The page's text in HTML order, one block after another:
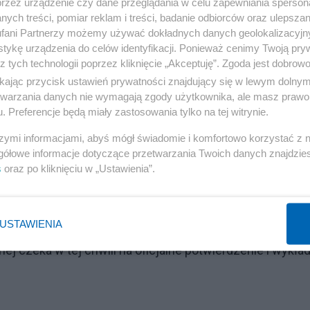
Reklama
- Polska o awans do mistrzostw świata, planowanym na
że nie bierze pod uwagę wyjazdu do
światowej federacji - FIFA.
czeka w tej chwili na oficjalne potwierdzenie i
treści, pomiar reklam i treści, badanie odbiorców oraz
Partnerzy możemy używać dokładnych danych
urządzenia do celów identyfikacji. Ponieważ cenimy Twoją
tych technologii poprzez kliknięcie „Akceptuję”. Zgoda jest
przycisk ustawień prywatności znajdujący się w lewym
danych nie wymagają zgody użytkownika, ale masz
Preferencje będą miały zastosowania tylko na tej witrynie.
informacjami, abyś mógł świadomie i komfortowo korzystać z
informacje dotyczące przetwarzania Twoich danych
oraz po kliknięciu w „Ustawienia”.
USTAWIENIA